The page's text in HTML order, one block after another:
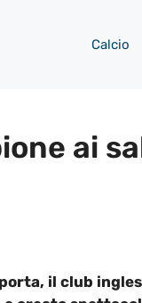
Calcio
ai
il club